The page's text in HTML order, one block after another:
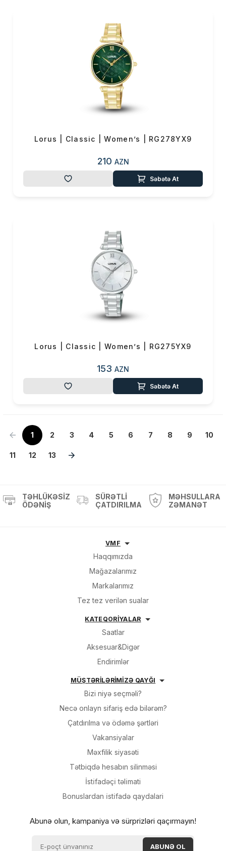
Lorus | Classic | Women’s | RG278YX9
210 AZN
Səbətə At
Lorus | Classic | Women’s | RG275YX9
153 AZN
Səbətə At
1 2 3 4 5 6 7 8 9 10
11 12 13
TƏHLÜKƏSIZ
ÖDƏNIŞ
SÜRƏTLI
ÇATDIRILMA
MƏHSULLARA
ZƏMANƏT
VMF
Haqqımızda
Mağazalarımız
Markalarımız
Tez tez verilən sualar
KATEQORİYALAR
Saatlar
Aksesuar&Digər
Endirimlər
MÜŞTƏRİLƏRİMİZƏ QAYĞI
Bizi niyə seçməli?
Necə onlayn sifariş edə bilərəm?
Çatdırılma və ödəmə şərtləri
Vakansiyalar
Məxfilik siyasəti
Tətbiqdə hesabın silinməsi
İsti̇fadəçi̇ təli̇mati
Bonuslardan i̇sti̇fadə qaydalari
Abunə olun, kampaniya və sürprizləri qaçırmayın!